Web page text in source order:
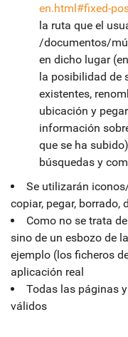
en.html#fixed-
la ruta que el
/documentos/
en dicho lugar
la posibilidad de
existentes,
ubicación y
información
que se ha
búsquedas y
Se utilizarán
copiar, pegar, borrado,
Como no se trata
sino de un esbozo de
ejemplo (los ficheros
aplicación real
Todas las páginas
válidos